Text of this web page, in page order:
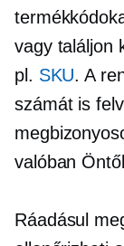
vagy találjon
pl. SKU. A
számát is
valóban
Ráadásul